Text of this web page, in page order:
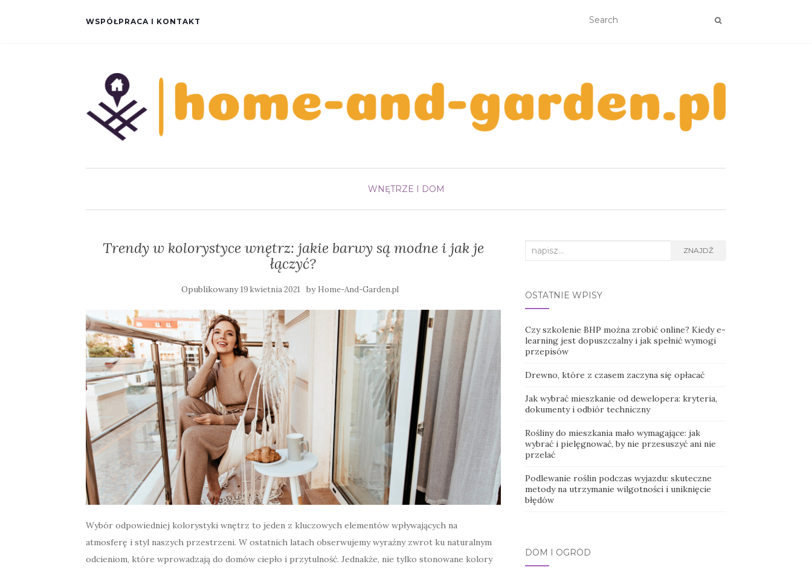
WSPÓŁPRACA I KONTAKT
WNĘTRZE I DOM
Trendy w kolorystyce wnętrz: jakie barwy są modne i jak je
łączyć?
Opublikowany19 kwietnia 2021 by Home-And-Garden.pl
Wybór odpowiedniej kolorystyki wnętrz to jeden z kluczowych elementów wpływających na
atmosferę i styl naszych przestrzeni. W ostatnich latach obserwujemy wyraźny zwrot ku naturalnym
odcieniom, które wprowadzają do domów ciepło i przytulność. Jednakże, nie tylko stonowane kolory
Search
ZNAJDŹ
OSTATNIE WPISY
Czy szkolenie BHP można zrobić online? Kiedy e-
learning jest dopuszczalny i jak spełnić wymogi
przepisów
Drewno, które z czasem zaczyna się opłacać
Jak wybrać mieszkanie od dewelopera: kryteria,
dokumenty i odbiór techniczny
Rośliny do mieszkania mało wymagające: jak
wybrać i pielęgnować, by nie przesuszyć ani nie
przelać
Podlewanie roślin podczas wyjazdu: skuteczne
metody na utrzymanie wilgotności i uniknięcie
błędów
DOM I OGRÓD